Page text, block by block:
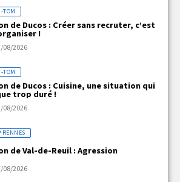
TOM
de Ducos : Créer sans recruter, c’est
!
08/2026
TOM
de Ducos : Cuisine, une situation qui
trop duré !
08/2026
RENNES
de Val-de-Reuil : Agression
08/2026